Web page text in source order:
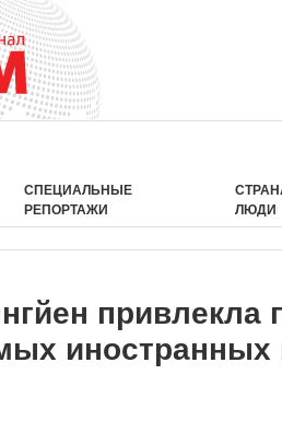
СПЕЦИАЛЬНЫЕ
РЕПОРТАЖИ
ЛЮДИ
привлекла
иностранных